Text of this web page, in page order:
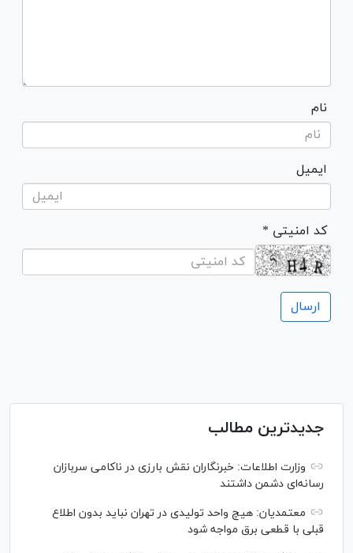
نام
ایمیل
* کد امنیتی
جدیدترین مطالب
وزارت اطلاعات: خبرنگاران نقش بارزی در ناکامی سربازان
رسانه‌ای دشمن داشتند
معتمدیان: هیچ واحد تولیدی در تهران نباید بدون اطلاع
قبلی با قطعی برق مواجه شود